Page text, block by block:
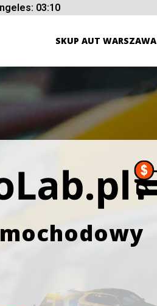
03:10
SKUP AUT WARSZAWA